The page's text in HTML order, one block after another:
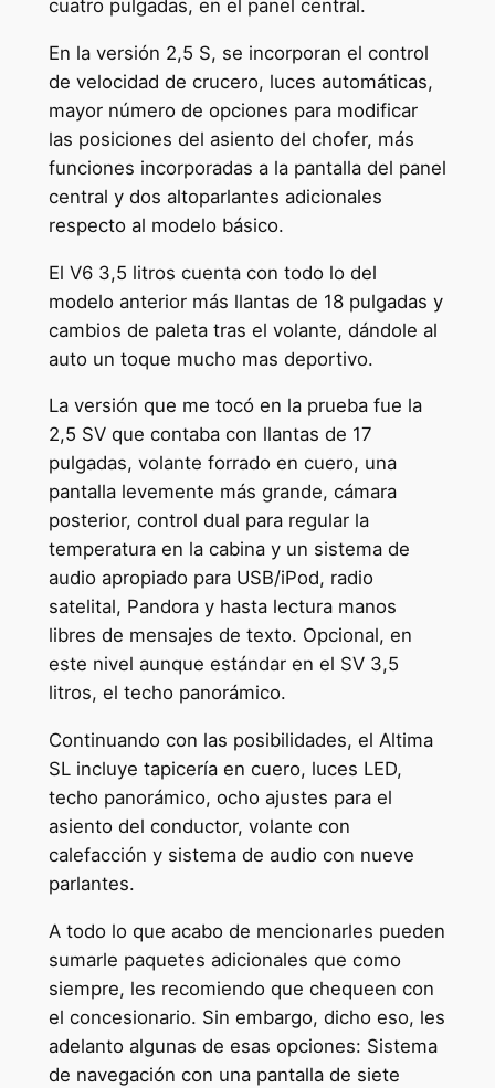
cuatro pulgadas, en el panel central.
En la versión 2,5 S, se incorporan el control
de velocidad de crucero, luces automáticas,
mayor número de opciones para modificar
las posiciones del asiento del chofer, más
funciones incorporadas a la pantalla del panel
central y dos altoparlantes adicionales
respecto al modelo básico.
El V6 3,5 litros cuenta con todo lo del
modelo anterior más llantas de 18 pulgadas y
cambios de paleta tras el volante, dándole al
auto un toque mucho mas deportivo.
La versión que me tocó en la prueba fue la
2,5 SV que contaba con llantas de 17
pulgadas, volante forrado en cuero, una
pantalla levemente más grande, cámara
posterior, control dual para regular la
temperatura en la cabina y un sistema de
audio apropiado para USB/iPod, radio
satelital, Pandora y hasta lectura manos
libres de mensajes de texto. Opcional, en
este nivel aunque estándar en el SV 3,5
litros, el techo panorámico.
Continuando con las posibilidades, el Altima
SL incluye tapicería en cuero, luces LED,
techo panorámico, ocho ajustes para el
asiento del conductor, volante con
calefacción y sistema de audio con nueve
parlantes.
A todo lo que acabo de mencionarles pueden
sumarle paquetes adicionales que como
siempre, les recomiendo que chequeen con
el concesionario. Sin embargo, dicho eso, les
adelanto algunas de esas opciones: Sistema
de navegación con una pantalla de siete